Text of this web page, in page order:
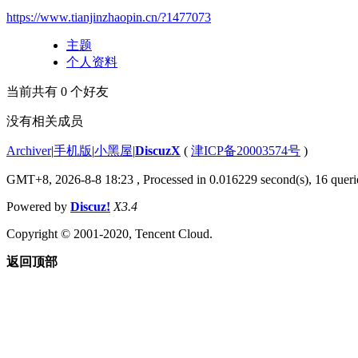
https://www.tianjinzhaopin.cn/?1477073
主题
个人资料
当前共有 0 个好友
没有相关成员
Archiver|手机版|小黑屋|DiscuzX ( 津ICP备20003574号 )
GMT+8, 2026-8-8 18:23 , Processed in 0.016229 second(s), 16
Powered by Discuz! X3.4
Copyright © 2001-2020, Tencent Cloud.
返回顶部